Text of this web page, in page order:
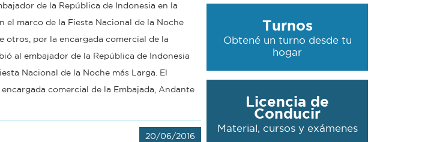
de la República de Indonesia en la
el marco de la Fiesta Nacional de la Noche
otros, por la encargada comercial de la
al embajador de la República de Indonesia
Nacional de la Noche más Larga. El
comercial de la Embajada, Andante
20/06/2016
Turnos
Obtené un turno desde tu
hogar
Licencia de
Conducir
Material, cursos y exámenes